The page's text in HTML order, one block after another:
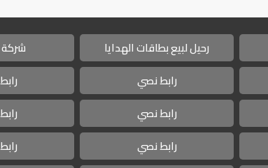
رحيل لبيع بطاقات الهدايا
رابط نصي
رابط نصي
رابط نصي